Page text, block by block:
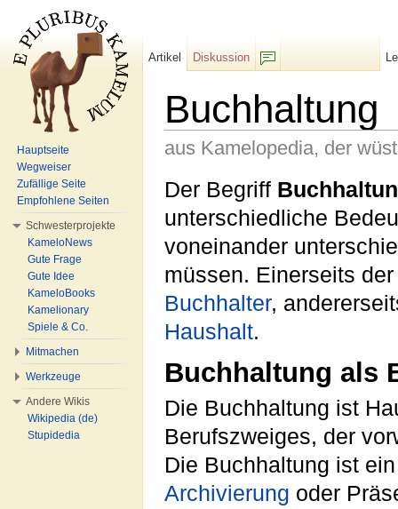
Buchhaltung
aus Kamelopedia, der
Der Begriff
unterschiedliche
voneinander
müssen. Einerseits
Buchhalter,
Haushalt.
Buchhaltung als
Die Buchhaltung ist
Berufszweiges, der
Die Buchhaltung ist
Archivierung oder
Artikel
Diskussion
Hauptseite
Wegweiser
Zufällige Seite
Empfohlene Seiten
Schwesterprojekte
KameloNews
Gute Frage
Gute Idee
KameloBooks
Kamelionary
Spiele & Co.
Mitmachen
Werkzeuge
Andere Wikis
Wikipedia (de)
Stupidedia